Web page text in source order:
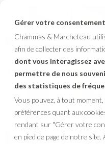
Gérer votre
Chammas & Marcheteau
afin de collecter des
dont vous interagissez
permettre de nous
des statistiques de
Vous pouvez, à tout
préférences quant aux
rendant sur "Gérer votre
en pied de page de notre